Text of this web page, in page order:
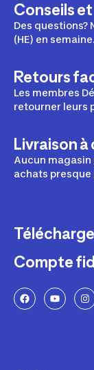
Conseils
Des questions?
(HE) en semaine.
Retours
Les membres
retourner leurs
Livraison
Aucun magasin
achats presque
Compte